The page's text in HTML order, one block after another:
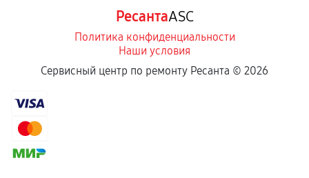
РесантаASC
Политика конфиденциальности
Наши условия
Сервисный центр по ремонту Ресанта © 2026